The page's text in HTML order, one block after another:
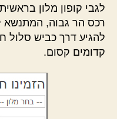
לגבי קופון מלון
רכס הר גבוה,
להגיע דרך כביש סלול
קדומים קסום.